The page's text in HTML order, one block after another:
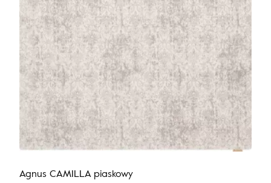
Agnus CAMILLA piaskowy